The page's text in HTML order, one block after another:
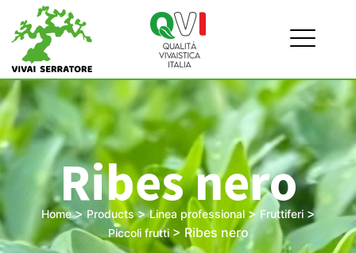
Ribes nero
Home> Products>Linea professional>Fruttiferi>
Piccoli frutti> Ribes nero